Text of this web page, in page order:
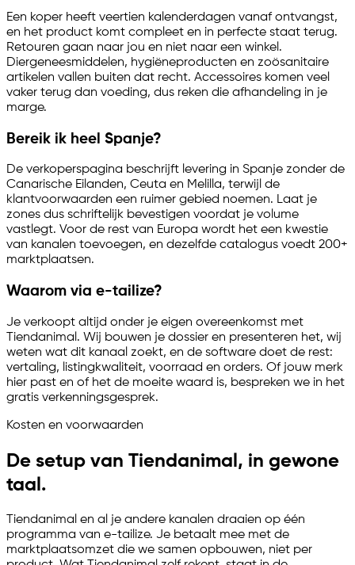
Een koper heeft veertien kalenderdagen vanaf ontvangst,
en het product komt compleet en in perfecte staat terug.
Retouren gaan naar jou en niet naar een winkel.
Diergeneesmiddelen, hygiëneproducten en zoösanitaire
artikelen vallen buiten dat recht. Accessoires komen veel
vaker terug dan voeding, dus reken die afhandeling in je
marge.
Bereik ik heel Spanje?
De verkoperspagina beschrijft levering in Spanje zonder de
Canarische Eilanden, Ceuta en Melilla, terwijl de
klantvoorwaarden een ruimer gebied noemen. Laat je
zones dus schriftelijk bevestigen voordat je volume
vastlegt. Voor de rest van Europa wordt het een kwestie
van kanalen toevoegen, en dezelfde catalogus voedt 200+
marktplaatsen.
Waarom via e-tailize?
Je verkoopt altijd onder je eigen overeenkomst met
Tiendanimal. Wij bouwen je dossier en presenteren het, wij
weten wat dit kanaal zoekt, en de software doet de rest:
vertaling, listingkwaliteit, voorraad en orders. Of jouw merk
hier past en of het de moeite waard is, bespreken we in het
gratis verkenningsgesprek.
Kosten en voorwaarden
De setup van Tiendanimal, in gewone
taal.
Tiendanimal en al je andere kanalen draaien op één
programma van e-tailize. Je betaalt mee met de
marktplaatsomzet die we samen opbouwen, niet per